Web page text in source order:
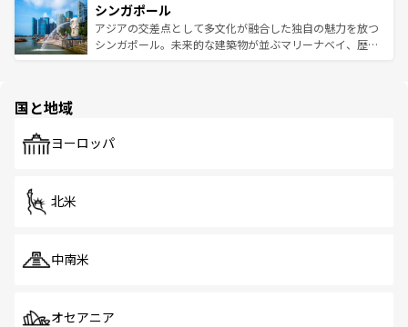
参照してほしい。
激する。気候は一年中温暖で、どの季節にも異なる楽しみ
が待っている。親しみやすいタイの人々、仏教を中心とし
た文化、そして多様な観光資源が、訪れる旅人を魅了し続
み、どこを訪れても感動するはず。観光スポットが密集し
ており、効率よく見どころを回れるのも魅力。息をのむよ
うな絶景から文化的な体験まで、香港を存分に楽しみ尽く
シンガポール
アジアの交差点として多文化が融合した独自の魅力を放つ
シンガポール。未来的な建築物が並ぶマリーナベイ、歴史
で、ホーカーズは地元の風情を楽しめる外せないスポット
国と地域
ヨーロッパ
北米
中南米
オセアニア